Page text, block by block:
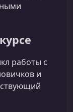
работы с
и